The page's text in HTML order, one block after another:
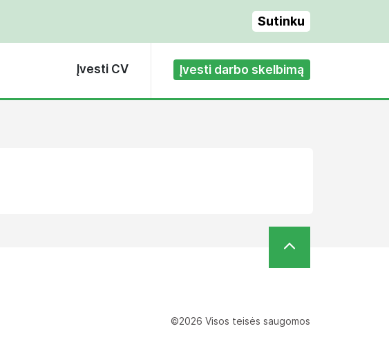
Sutinku
Įvesti CV Įvesti darbo skelbimą
©2026 Visos teisės saugomos